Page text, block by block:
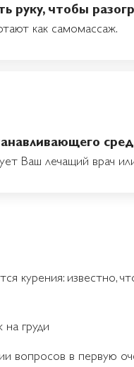
руку, чтобы
как самомассаж.
Ваш лечащий врач
курения: известно,
груди
вопросов в первую